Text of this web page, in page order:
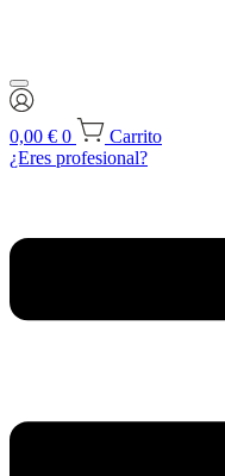
0,00 € 0
Carrito
¿Eres profesional?